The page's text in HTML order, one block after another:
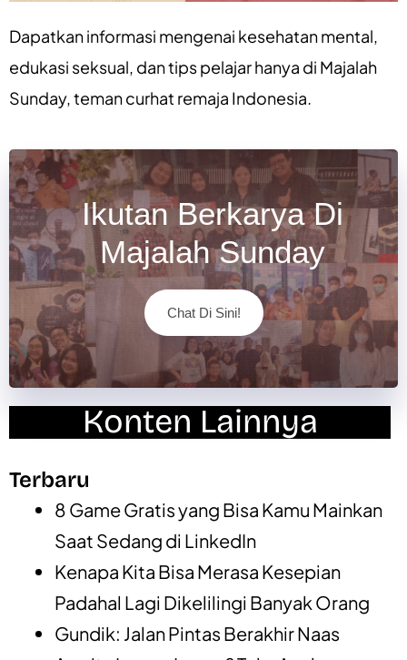
Dapatkan informasi mengenai kesehatan mental,
edukasi seksual, dantips pelajarhanya di Majalah
Sunday, teman curhat remaja Indonesia.
Ikutan Berkarya Di
Majalah Sunday
Chat Di Sini!
Konten Lainnya
Terbaru
8 Game Gratis yang Bisa Kamu Mainkan
Saat Sedang di LinkedIn
Kenapa Kita Bisa Merasa Kesepian
Padahal Lagi Dikelilingi Banyak Orang
Gundik: Jalan Pintas Berakhir Naas